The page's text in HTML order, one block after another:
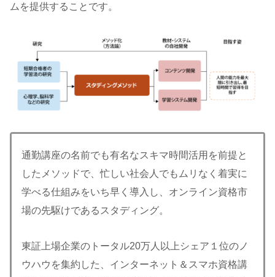
ムを提供することです。
通勤講座の名前でも有名なスキマ時間活用を前提と
したメソッドで、忙しい社会人でもムリなく着実に
学べる仕組みをいち早く導入し、オンライン資格市
場の先駆けであるスタディング。
東証上場企業のトータル20万人以上シェア１位のノ
ウハウを集約した、インターネット＆スマホ資格講